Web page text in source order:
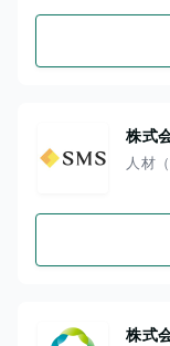
株式
人材
株式